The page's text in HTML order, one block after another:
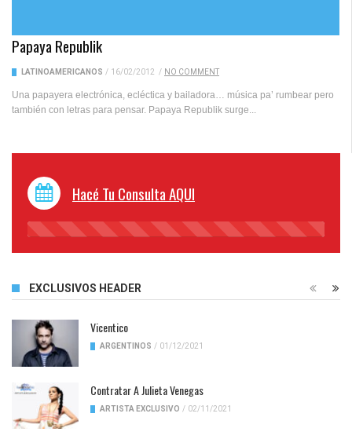
Papaya Republik
LATINOAMERICANOS / 16/02/2012 / NO COMMENT
Una papayera electrónica, ecléctica y bailadora… música pa’ rumbear pero
también con letras para pensar. Papaya Republik surge...
Hacé Tu Consulta AQUI
45%
EXCLUSIVOS HEADER
Vicentico
ARGENTINOS / 01/12/2021
Contratar A Julieta Venegas
ARTISTA EXCLUSIVO / 02/11/2021